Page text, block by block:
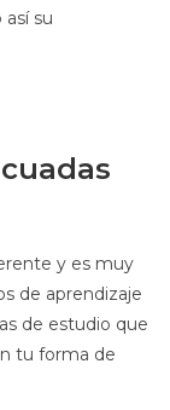
su
y es muy
de aprendizaje
de estudio que
tu forma de